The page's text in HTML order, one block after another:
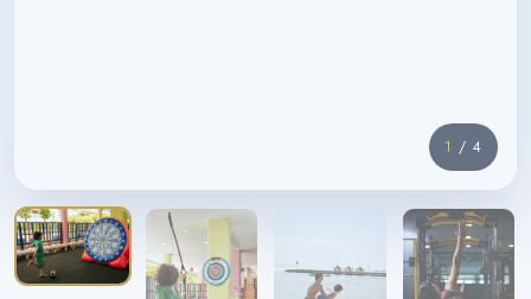
1 / 4